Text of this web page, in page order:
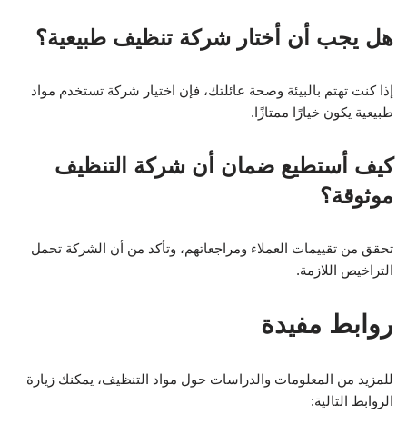
هل يجب أن أختار شركة تنظيف طبيعية؟
إذا كنت تهتم بالبيئة وصحة عائلتك، فإن اختيار شركة تستخدم مواد
طبيعية يكون خيارًا ممتازًا.
كيف أستطيع ضمان أن شركة التنظيف
موثوقة؟
تحقق من تقييمات العملاء ومراجعاتهم، وتأكد من أن الشركة تحمل
التراخيص اللازمة.
روابط مفيدة
للمزيد من المعلومات والدراسات حول مواد التنظيف، يمكنك زيارة
الروابط التالية: